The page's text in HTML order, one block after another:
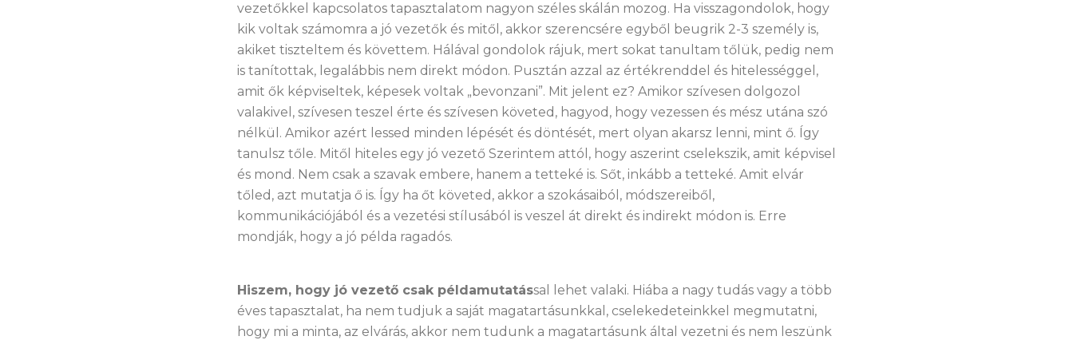
vezetőkkel kapcsolatos tapasztalatom nagyon széles skálán mozog. Ha visszagondolok, hogy
kik voltak számomra a jó vezetők és mitől, akkor szerencsére egyből beugrik 2-3 személy is,
akiket tiszteltem és követtem. Hálával gondolok rájuk, mert sokat tanultam tőlük, pedig nem
is tanítottak, legalábbis nem direkt módon. Pusztán azzal az értékrenddel és hitelességgel,
amit ők képviseltek, képesek voltak „bevonzani”. Mit jelent ez? Amikor szívesen dolgozol
valakivel, szívesen teszel érte és szívesen követed, hagyod, hogy vezessen és mész utána szó
nélkül. Amikor azért lessed minden lépését és döntését, mert olyan akarsz lenni, mint ő. Így
tanulsz tőle. Mitől hiteles egy jó vezető Szerintem attól, hogy aszerint cselekszik, amit képvisel
és mond. Nem csak a szavak embere, hanem a tetteké is. Sőt, inkább a tetteké. Amit elvár
tőled, azt mutatja ő is. Így ha őt követed, akkor a szokásaiból, módszereiből,
kommunikációjából és a vezetési stílusából is veszel át direkt és indirekt módon is. Erre
mondják, hogy a jó példa ragadós.
Hiszem, hogy jó vezető csak példamutatással lehet valaki. Hiába a nagy tudás vagy a több
éves tapasztalat, ha nem tudjuk a saját magatartásunkkal, cselekedeteinkkel megmutatni,
hogy mi a minta, az elvárás, akkor nem tudunk a magatartásunk által vezetni és nem leszünk